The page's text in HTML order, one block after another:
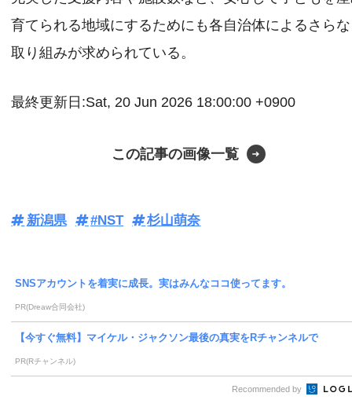
育てられる地域にするためにも各自治体によるさら
取り組みが求められている。
最終更新日:Sat, 20 Jun 2026 18:00:00 +0900
この記事の画像一覧
新潟県 #NST 杉山萌奈
SNSアカウントを着実に成長。実はみんなココ使ってます。
PR(Dreaw合同会社)
【今すぐ無料】マイケル・ジャクソン最後の真実をRチャンネルで
PR(Rチャンネル)
Recommended by